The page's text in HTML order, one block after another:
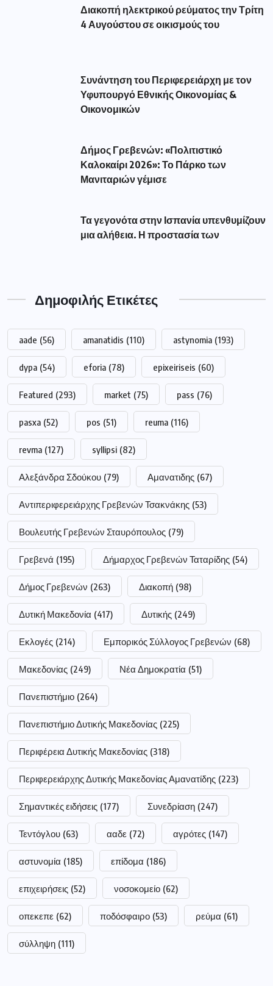
Διακοπή ηλεκτρικού ρεύματος την Τρίτη
4 Αυγούστου σε οικισμούς του
Συνάντηση του Περιφερειάρχη με τον
Υφυπουργό Εθνικής Οικονομίας &
Οικονομικών
Δήμος Γρεβενών: «Πολιτιστικό
Καλοκαίρι 2026»: Το Πάρκο των
Μανιταριών γέμισε
Τα γεγονότα στην Ισπανία υπενθυμίζουν
μια αλήθεια. Η προστασία των
Δημοφιλής Ετικέτες
aade (56) amanatidis (110) astynomia (193)
dypa (54) eforia (78) epixeiriseis (60)
Featured (293) market (75) pass (76)
pasxa (52) pos (51) reuma (116)
revma (127) syllipsi (82)
Αλεξάνδρα Σδούκου (79) Αμανατιδης (67)
Αντιπεριφερειάρχης Γρεβενών Τσακνάκης (53)
Βουλευτής Γρεβενών Σταυρόπουλος (79)
Γρεβενά (195) Δήμαρχος Γρεβενών Ταταρίδης (54)
Δήμος Γρεβενών (263) Διακοπή (98)
Δυτική Μακεδονία (417) Δυτικής (249)
Εκλογές (214) Εμπορικός Σύλλογος Γρεβενών (68)
Μακεδονίας (249) Νέα Δημοκρατία (51)
Πανεπιστήμιο (264)
Πανεπιστήμιο Δυτικής Μακεδονίας (225)
Περιφέρεια Δυτικής Μακεδονίας (318)
Περιφερειάρχης Δυτικής Μακεδονίας Αμανατίδης (223)
Σημαντικές ειδήσεις (177) Συνεδρίαση (247)
Τεντόγλου (63) ααδε (72) αγρότες (147)
αστυνομία (185) επίδομα (186)
επιχειρήσεις (52) νοσοκομείο (62)
οπεκεπε (62) ποδόσφαιρο (53) ρεύμα (61)
σύλληψη (111)